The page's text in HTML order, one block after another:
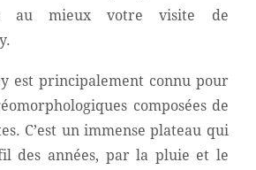
au mieux votre visite de
est principalement connu pour
composées de
C’est un immense plateau qui
des années, par la pluie et le